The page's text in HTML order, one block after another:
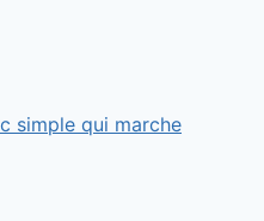
simple qui marche